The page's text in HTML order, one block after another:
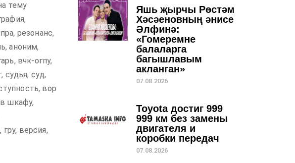
тему
резонанс,
аноним,
вчк-огпу,
судья, суд,
вор
шкафу,
версия,
Яшь җырчы Рөстәм
Хәсәеновның әнисе
Әлфинә:
«Гомеремне
балаларга
багышлавым
акланган»
07.08.2026
Toyota достиг 999
999 км без замены
двигателя и
коробки передач
07.08.2026